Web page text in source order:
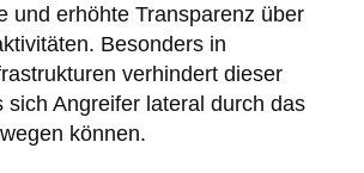
und erhöhte Transparenz über
Besonders in
verhindert dieser
sich Angreifer lateral durch das
können.